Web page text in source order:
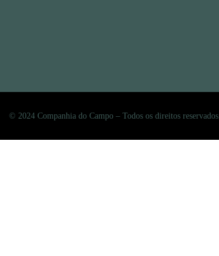
© 2024 Companhia do Campo – Todos os direitos reservados.